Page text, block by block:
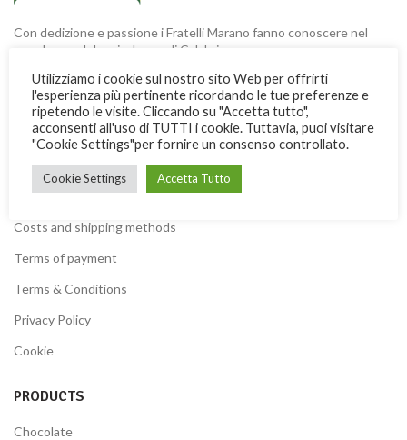
Con dedizione e passione i Fratelli Marano fanno conoscere nel
mondo una dolce ricchezza di Calabria
Via Garibaldi, 3 -13 - 87032 Amantea (CS) ITALY
Phone: + 39 0982.41277
Fax: + 39 0982.428926
USEFUL INFORMATION
Costs and shipping methods
Terms of payment
Terms & Conditions
Privacy Policy
Cookie
PRODUCTS
Chocolate
Utilizziamo i cookie sul nostro sito Web per offrirti
l'esperienza più pertinente ricordando le tue preferenze e
ripetendo le visite. Cliccando su "Accetta tutto",
acconsenti all'uso di TUTTI i cookie. Tuttavia, puoi visitare
"Cookie Settings"per fornire un consenso controllato.
Cookie Settings Accetta Tutto